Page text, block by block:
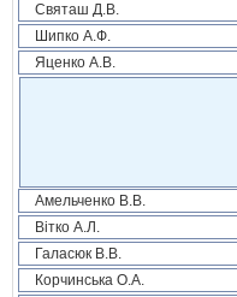
Святаш Д.В.
Шипко А.Ф.
Яценко А.В.
Амельченко В.В.
Вітко А.Л.
Галасюк В.В.
Корчинська О.А.